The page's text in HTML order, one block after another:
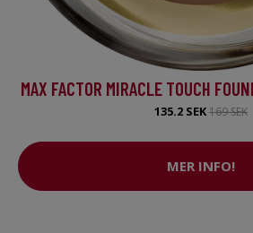
MAX FACTOR MIRACLE TOUCH
135.2 SEK169 SEK
MER INFO!